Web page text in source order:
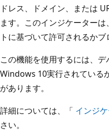
ドレス、ドメイン、または
ます。このインジケーター
トに基づいて許可されるか
この機能を使用するには、
Windows 10実行されている
があります。
詳細については、「 インジ
さい。